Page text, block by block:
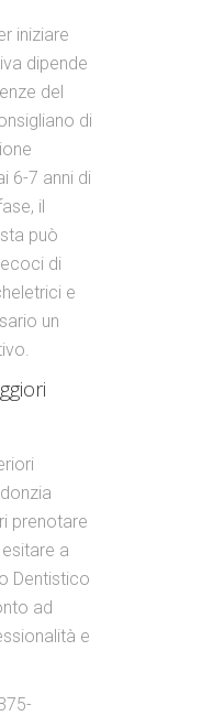
iniziare
dipende
del
di
6-7 anni di
il
può
di
e
un
prenotare
a
Dentistico
ad
e